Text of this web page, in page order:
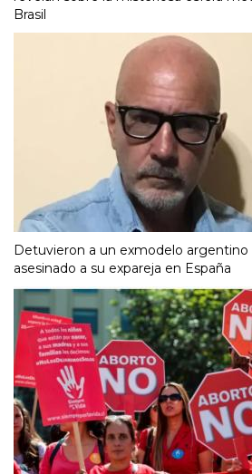
Brasil
Detuvieron a un exmodelo argentino
asesinado a su expareja en España